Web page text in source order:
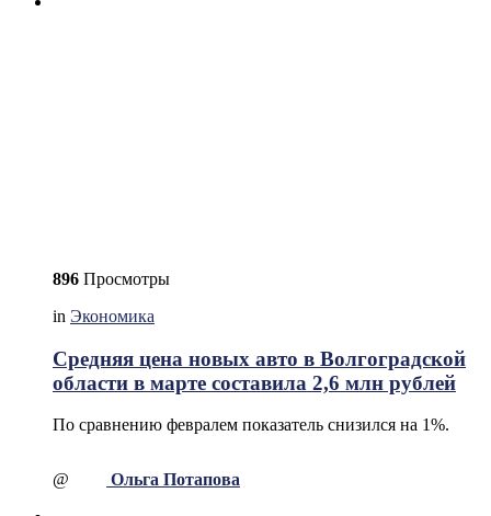
896 Просмотры
in Экономика
Средняя цена новых авто в Волгоградской
области в марте составила 2,6 млн рублей
По сравнению февралем показатель снизился на 1%.
@ Ольга Потапова